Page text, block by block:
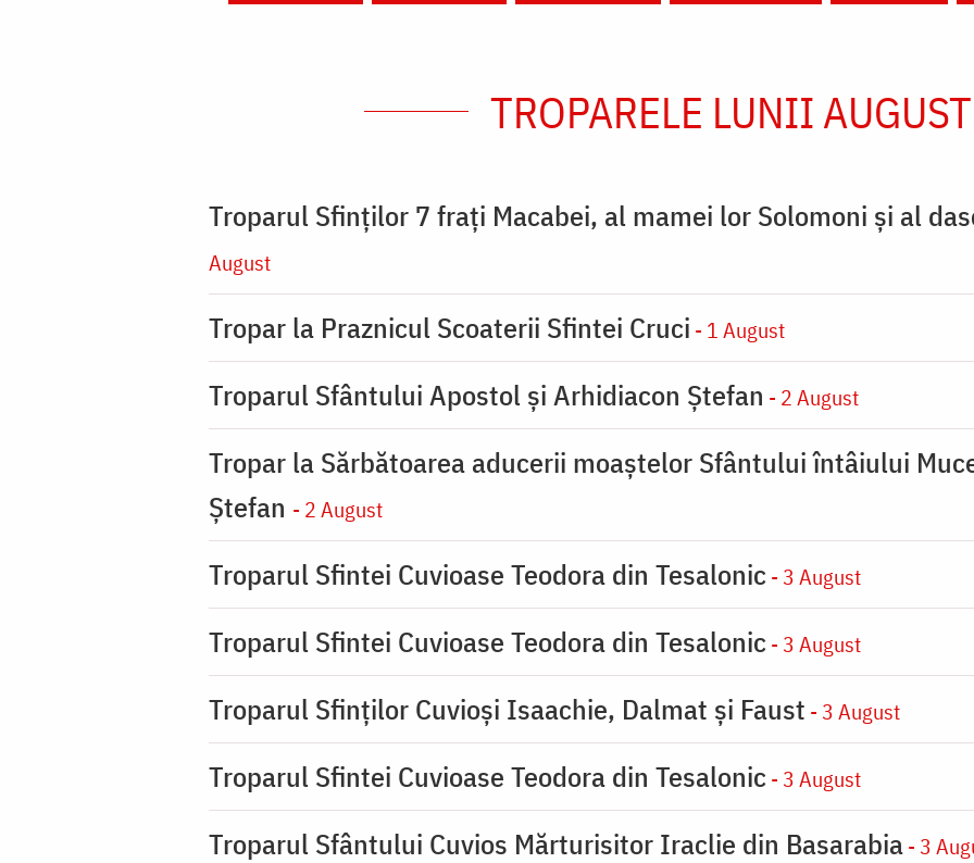
TROPARELE LUNII AUGUST
Troparul Sfinţilor 7 fraţi Macabei, al mamei lor Solomoni şi al
August
Tropar la Praznicul Scoaterii Sfintei Cruci - 1 August
Troparul Sfântului Apostol și Arhidiacon Ștefan - 2 August
Tropar la Sărbătoarea aducerii moaştelor Sfântului întâiului
Ştefan - 2 August
Troparul Sfintei Cuvioase Teodora din Tesalonic - 3 August
Troparul Sfintei Cuvioase Teodora din Tesalonic - 3 August
Troparul Sfinţilor Cuvioşi Isaachie, Dalmat şi Faust - 3 August
Troparul Sfintei Cuvioase Teodora din Tesalonic - 3 August
Troparul Sfântului Cuvios Mărturisitor Iraclie din Basarabia- 3